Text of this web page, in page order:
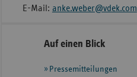
E-Mail: anke.weber@vdek.com
Seitennavigation
Seitenleiste
weiteren
Auf einen Blick
Pressemitteilungen